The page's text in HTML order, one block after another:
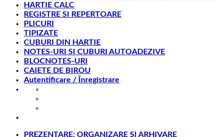
HARTIE CALC
REGISTRE SI REPERTOARE
PLICURI
TIPIZATE
CUBURI DIN HARTIE
NOTES-URI SI CUBURI AUTOADEZIVE
BLOCNOTES-URI
CAIETE DE BIROU
Autentificare / Înregistrare
PREZENTARE; ORGANIZARE SI ARHIVARE